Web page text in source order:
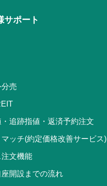
サポート
売
追跡指値・返済予約注文
ッチ(約定価格改善サービス)
注文機能
開設までの流れ